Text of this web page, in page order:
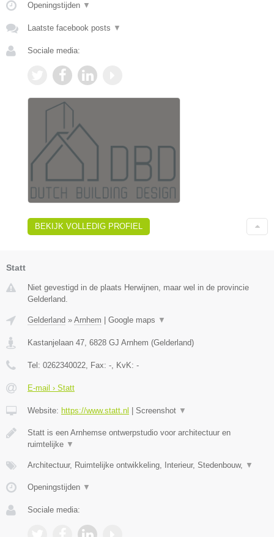
Openingstijden ▼
Laatste facebook posts ▼
Sociale media:
BEKIJK VOLLEDIG PROFIEL
Statt
Niet gevestigd in de plaats Herwijnen, maar wel in de provincie
Gelderland.
Gelderland » Arnhem Google maps ▼
Kastanjelaan 47, 6828 GJ Arnhem (Gelderland)
Tel: 0262340022, Fax: -, KvK: -
E-mail › Statt
Website: https://www.statt.nl Screenshot ▼
Statt is een Arnhemse ontwerpstudio voor architectuur en
ruimtelijke ▼
Architectuur, Ruimtelijke ontwikkeling, Interieur, Stedenbouw, ▼
Openingstijden ▼
Sociale media: